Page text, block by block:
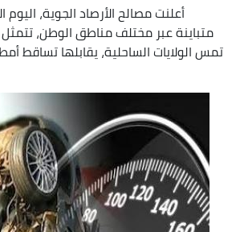
أعلنت مصالح الأرصاد الجوية، اليوم
متباينة عبر مختلف مناطق الوطن،
تمس الولايات الساحلية، يقابلها تساقط